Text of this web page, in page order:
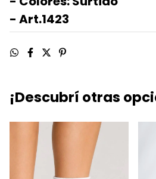
- Art.1423
¡Descubrí otras